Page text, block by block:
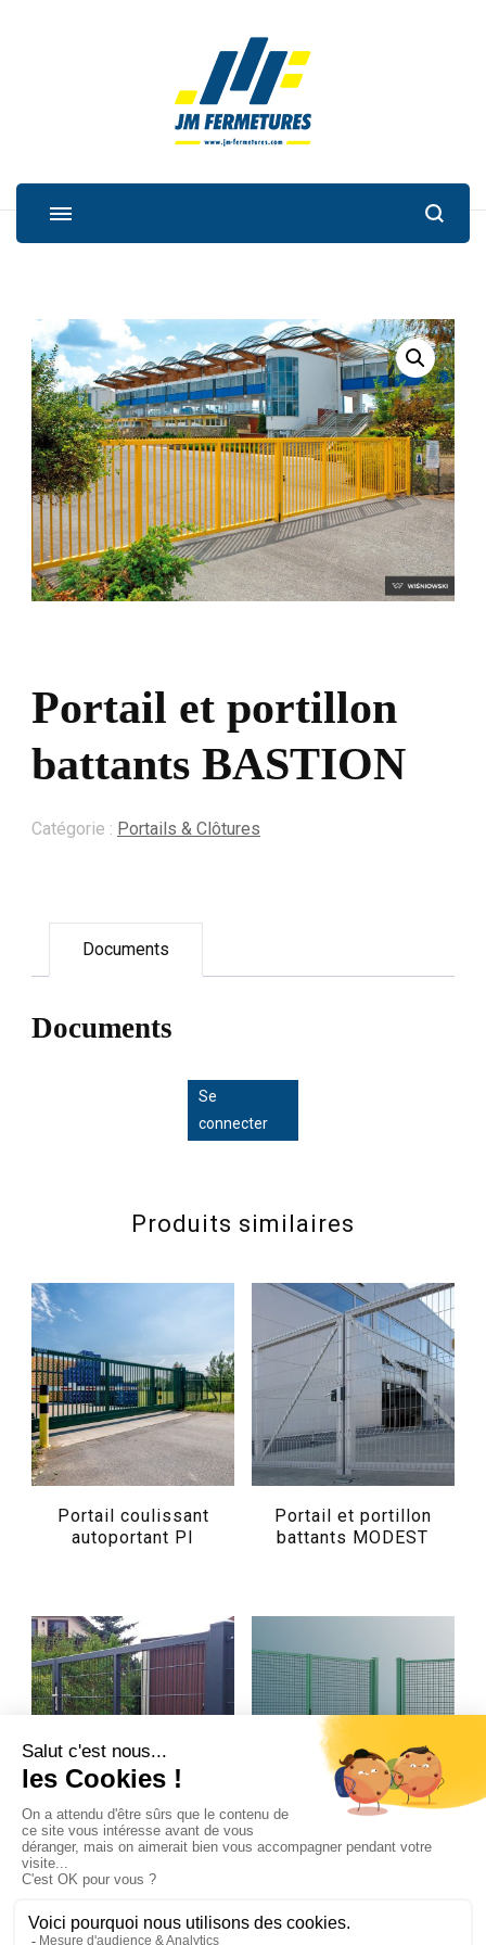
JM Fermetures
Portail et portillon
battants BASTION
Catégorie : Portails & Clôtures
Documents
Documents
Se
connecter
Produits similaires
Portail coulissant
autoportant PI
Portail et portillon
battants MODEST
Portail et portillon
battants GARDIA LIGHT
Portail et portillon